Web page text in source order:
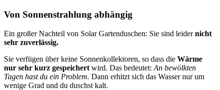
Von Sonnenstrahlung abhängig
Ein großer Nachteil von Solar Gartenduschen: Sie sind leidernicht
sehr zuverlässig.
Sie verfügen über keine Sonnenkollektoren, so dass die Wärme
nur sehr kurz gespeichert wird. Das bedeutet: An bewölkten
Tagen hast du ein Problem. Dann erhitzt sich das Wasser nur um
wenige Grad und du duschst kalt.